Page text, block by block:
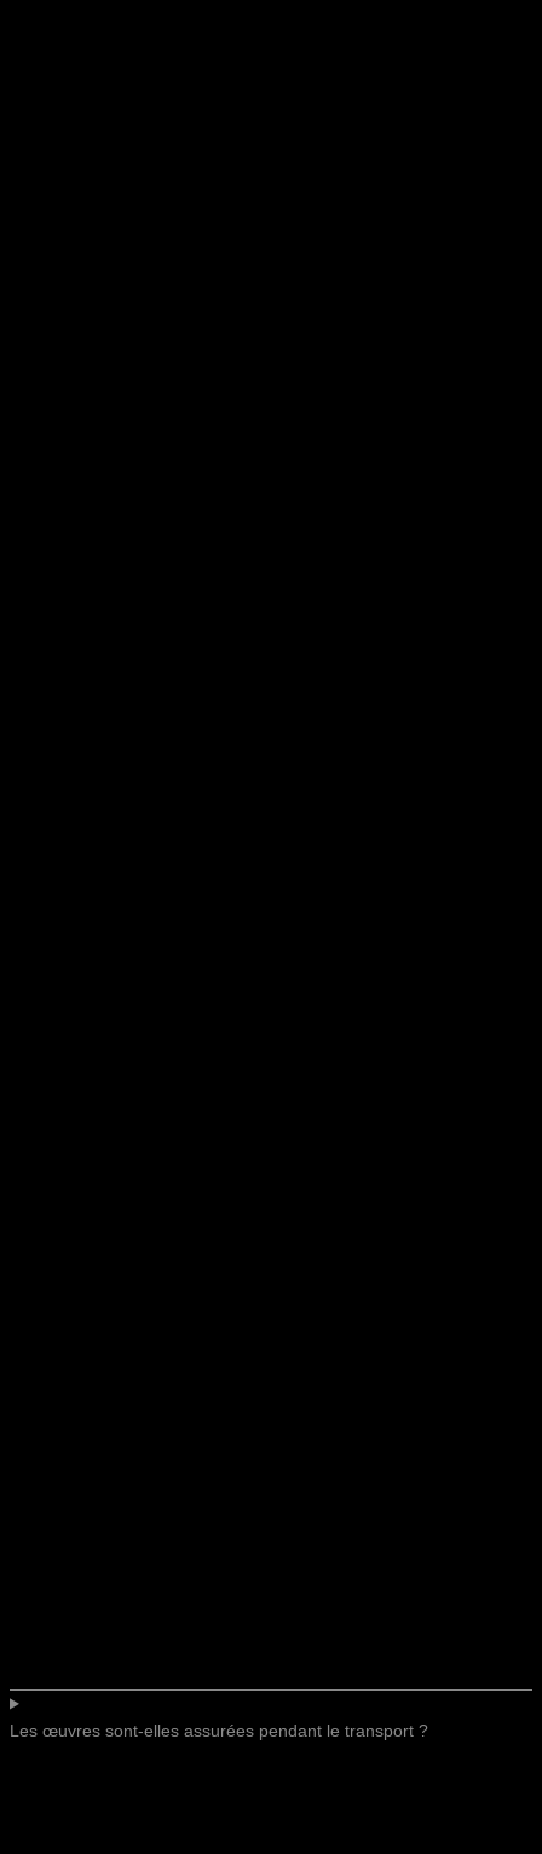
Les œuvres sont-elles assurées pendant le transport ?